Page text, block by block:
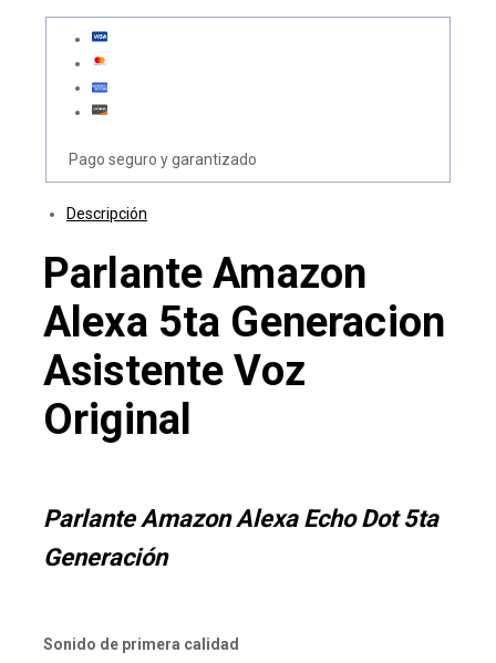
Pago seguro y garantizado
Descripción
Parlante Amazon
Alexa 5ta Generacion
Asistente Voz
Original
Parlante Amazon Alexa Echo Dot 5ta
Generación
Sonido de primera calidad